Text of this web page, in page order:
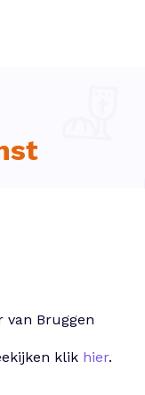
van Bruggen
klik hier.